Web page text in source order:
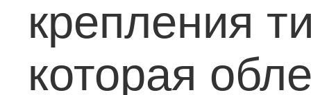
крепления
которая